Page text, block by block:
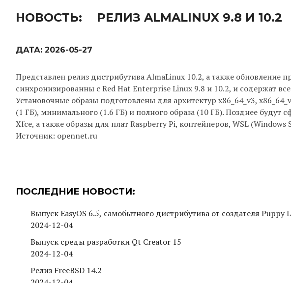
НОВОСТЬ: РЕЛИЗ ALMALINUX 9.8 И 10.2
ДАТА: 2026-05-27
Представлен релиз дистрибутива AlmaLinux 10.2, а также обновление
синхронизированны c Red Hat Enterprise Linux 9.8 и 10.2, и содержат
Установочные образы подготовлены для архитектур x86_64_v3,
(1 ГБ), минимального (1.6 ГБ) и полного образа (10 ГБ). Позднее будут
Xfce, а также образы для плат Raspberry Pi, контейнеров, WSL
Источник: opennet.ru
ПОСЛЕДНИЕ НОВОСТИ:
Выпуск EasyOS 6.5, самобытного дистрибутива от создателя Puppy
2024-12-04
Выпуск среды разработки Qt Creator 15
2024-12-04
Релиз FreeBSD 14.2